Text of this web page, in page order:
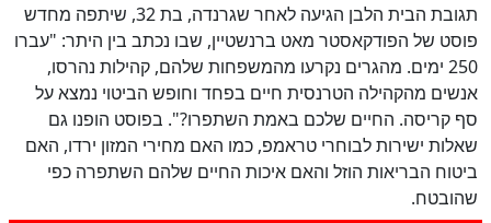
תגובת הבית הלבן הגיעה לאחר שגרנדה, בת 32, שיתפה מחדש
פוסט של הפודקאסטר מאט ברנשטיין, שבו נכתב בין היתר: "עברו
250 ימים. מהגרים נקרעו מהמשפחות שלהם, קהילות נהרסו,
אנשים מהקהילה הטרנסית חיים בפחד וחופש הביטוי נמצא על
סף קריסה. החיים שלכם באמת השתפרו?". בפוסט הופנו גם
שאלות ישירות לבוחרי טראמפ, כמו האם מחירי המזון ירדו, האם
ביטוח הבריאות הוזל והאם איכות החיים שלהם השתפרה כפי
שהובטח.